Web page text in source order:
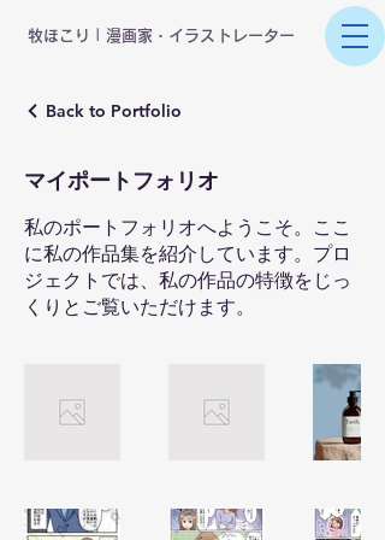
​牧ほこり | 漫画家・イラストレーター
Back to Portfolio
マイポートフォリオ
私のポートフォリオへようこそ。ここ
に私の作品集を紹介しています。プロ
ジェクトでは、私の作品の特徴をじっ
くりとご覧いただけます。